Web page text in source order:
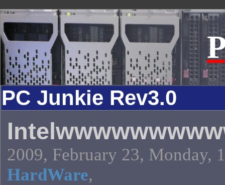
PC Junkie Rev3.0
2009, February 23, Monday,
HardWare,